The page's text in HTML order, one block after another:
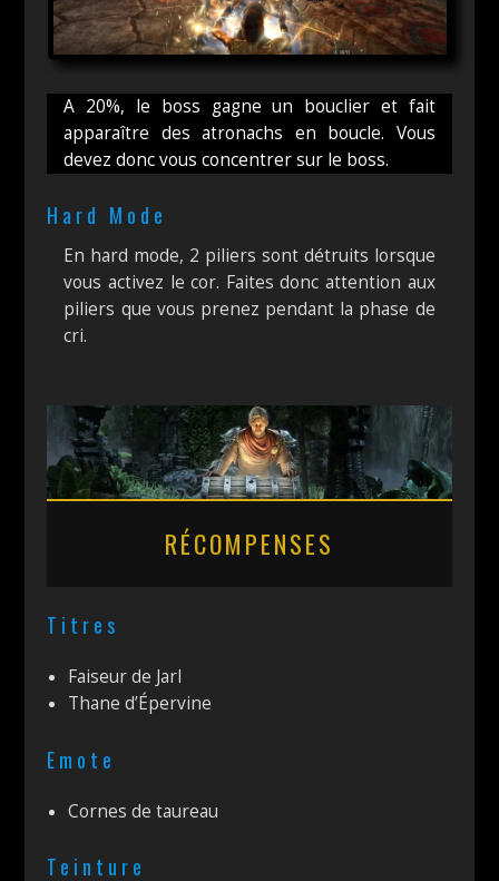
A 20%, le boss gagne un bouclier et fait
apparaître des atronachs en boucle. Vous
devez donc vous concentrer sur le boss.
Hard Mode
En hard mode, 2 piliers sont détruits lorsque
vous activez le cor. Faites donc attention aux
piliers que vous prenez pendant la phase de
cri.
RÉCOMPENSES
Titres
Faiseur de Jarl
Thane d’Épervine
Emote
Cornes de taureau
Teinture